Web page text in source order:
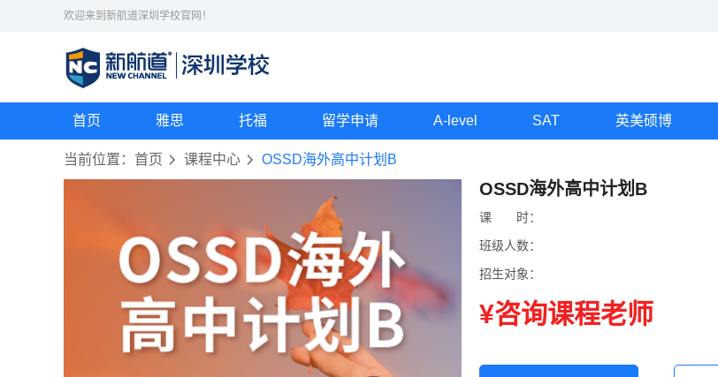
欢迎来到新航道深圳学校官网！
首页 雅思 托福 留学申请 A-level SAT 英美硕博
当前位置： 首页 课程中心 OSSD海外高中计划B
OSSD海外高中计划B
课
时：
班级人数：
招生对象：
¥咨询课程老师